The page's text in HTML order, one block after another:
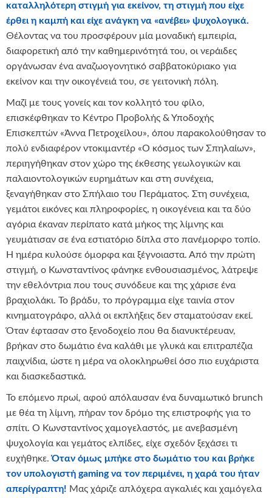
καταλληλότερη στιγμή για εκείνον, τη στιγμή που είχε
έρθει η καμπή και είχε ανάγκη να «ανέβει» ψυχολογικά.
Θέλοντας να του προσφέρουν μία μοναδική εμπειρία,
διαφορετική από την καθημερινότητά του, οι νεράιδες
οργάνωσαν ένα αναζωογονητικό σαββατοκύριακο για
εκείνον και την οικογένειά του, σε γειτονική πόλη.
Μαζί με τους γονείς και τον κολλητό του φίλο,
επισκέφθηκαν το Κέντρο Προβολής & Υποδοχής
Επισκεπτών «Άννα Πετροχείλου», όπου παρακολούθησαν το
πολύ ενδιαφέρον ντοκιμαντέρ «Ο κόσμος των Σπηλαίων»,
περιηγήθηκαν στον χώρο της έκθεσης γεωλογικών και
παλαιοντολογικών ευρημάτων και στη συνέχεια,
ξεναγήθηκαν στο Σπήλαιο του Περάματος. Στη συνέχεια,
γεμάτοι εικόνες και πληροφορίες, η οικογένεια και τα δύο
αγόρια έκαναν περίπατο κατά μήκος της λίμνης και
γευμάτισαν σε ένα εστιατόριο δίπλα στο πανέμορφο τοπίο.
Η ημέρα κυλούσε όμορφα και ξέγνοιαστα. Από την πρώτη
στιγμή, ο Κωνσταντίνος φάνηκε ενθουσιασμένος, λάτρεψε
την εθελόντρια που τους συνόδευε και της χάρισε ένα
βραχιολάκι. Το βράδυ, το πρόγραμμα είχε ταινία στον
κινηματογράφο, αλλά οι εκπλήξεις δεν σταματούσαν εκεί.
Όταν έφτασαν στο ξενοδοχείο που θα διανυκτέρευαν,
βρήκαν στο δωμάτιο ένα καλάθι με γλυκά και επιτραπέζια
παιχνίδια, ώστε η μέρα να ολοκληρωθεί όσο πιο ευχάριστα
και διασκεδαστικά.
Το επόμενο πρωί, αφού απόλαυσαν ένα δυναμωτικό brunch
με θέα τη λίμνη, πήραν τον δρόμο της επιστροφής για το
σπίτι. Ο Κωνσταντίνος χαμογελαστός, με ανεβασμένη
ψυχολογία και γεμάτος ελπίδες, είχε σχεδόν ξεχάσει τι
ευχήθηκε.Όταν όμως μπήκε στο δωμάτιο του και βρήκε
τον υπολογιστή gamingνα τον περιμένει, η χαρά του ήταν
απερίγραπτη! Μας χάριζε απλόχερα αγκαλιές και χαμόγελα